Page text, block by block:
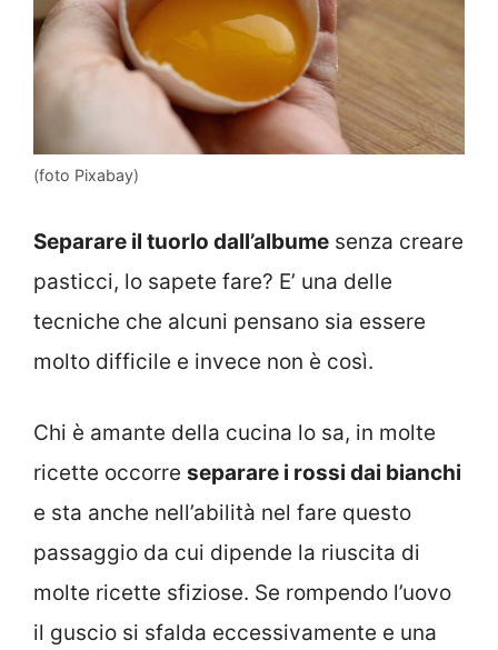
(foto Pixabay)
Separare il tuorlo dall’albume senza creare
pasticci, lo sapete fare? E’ una delle
tecniche che alcuni pensano sia essere
molto difficile e invece non è così.
Chi è amante della cucina lo sa, in molte
ricette occorre separare i rossi dai bianchi
e sta anche nell’abilità nel fare questo
passaggio da cui dipende la riuscita di
molte ricette sfiziose. Se rompendo l’uovo
il guscio si sfalda eccessivamente e una